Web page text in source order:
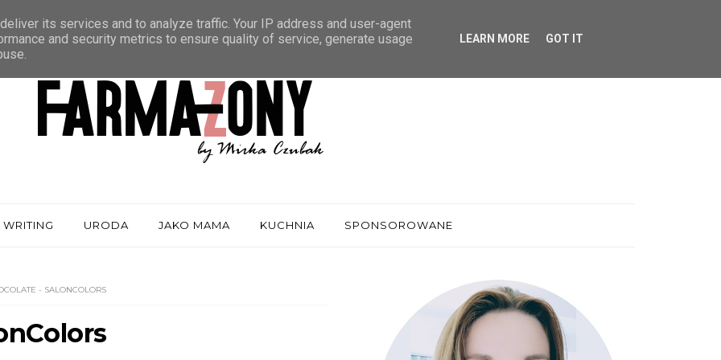
URODA JAKO MAMA KUCHNIA SPONSOROWANE
- SALONCOLORS
its services and to analyze traffic. Your IP address and user-agent
and security metrics to ensure quality of service, generate usage
LEARN MORE GOT IT